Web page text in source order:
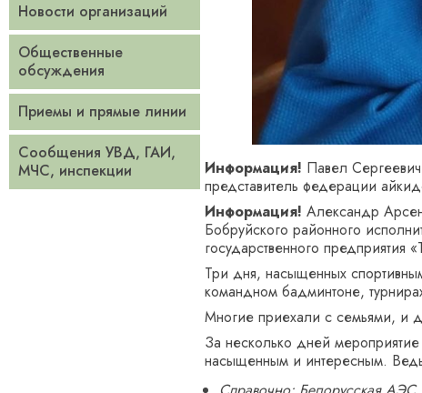
Новости организаций
Общественные
обсуждения
Приемы и прямые линии
Сообщения УВД, ГАИ,
МЧС, инспекции
Информация! Павел
представитель федерации
Информация! Александр
Бобруйского районного
государственного предприятия
Три дня, насыщенных
командном бадминтоне,
Многие приехали с семьями, и
За несколько дней
насыщенным и интересным. Ведь